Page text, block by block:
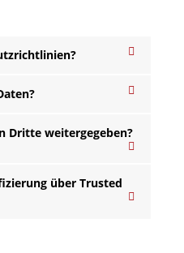
Dritte weitergegeben?
über Trusted